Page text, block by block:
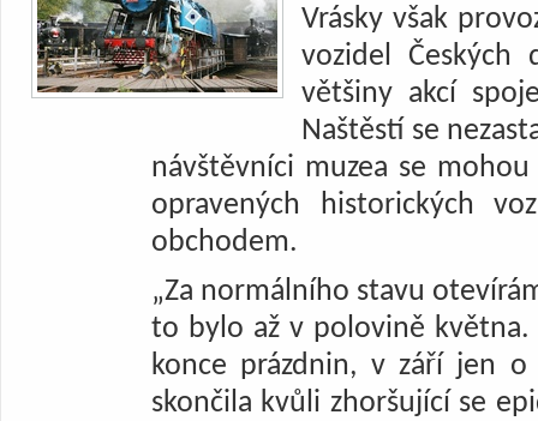
Vrásky však
vozidel Českých
většiny akcí
Naštěstí se
návštěvníci muzea se
opravených historických
obchodem.
„Za normálního stavu
to bylo až v polovině
konce prázdnin, v září jen
skončila kvůli zhoršující se